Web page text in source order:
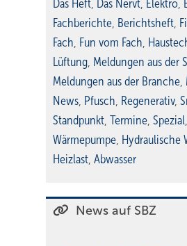
Das Heft, Das Nervt, Elektro,
Fachberichte, Berichtsheft,
Fach, Fun vom Fach,
Lüftung, Meldungen aus der
Meldungen aus der Branche,
News, Pfusch, Regenerativ,
Standpunkt, Termine, Spezial,
Wärmepumpe, Hydraulische
Heizlast, Abwasser
News auf SBZ